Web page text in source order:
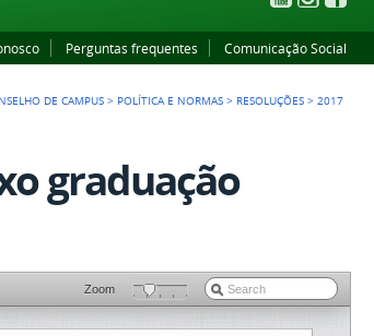
Perguntas frequentes Comunicação Social
DE CAMPUS > POLÍTICA E NORMAS > RESOLUÇÕES >2017
graduação
Zoom